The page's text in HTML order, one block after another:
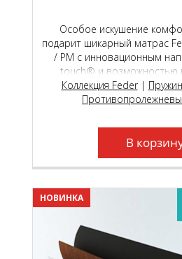
Особое искушение
подарит шикарный матрас
/ РМ с инновационным
touch® и возможностью
мягкости сторон на
класса Roll Feder
Коллекция Feder|
В
НОВИНКА